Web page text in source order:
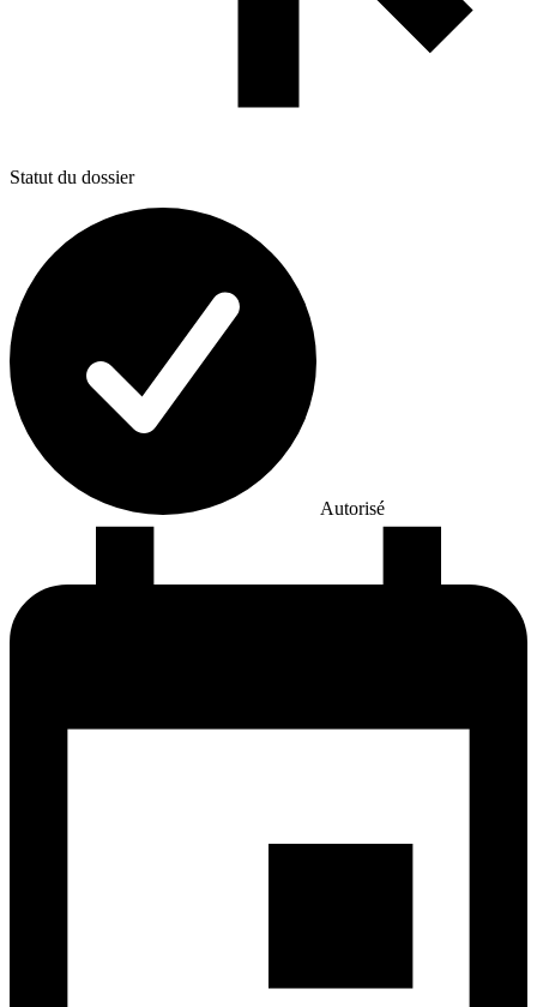
Statut du dossier
Autorisé